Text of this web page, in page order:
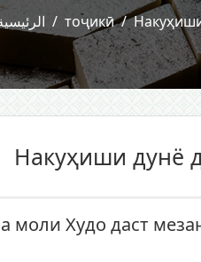
тоҷикӣ
Накуҳиши дунё
моли Худо даст